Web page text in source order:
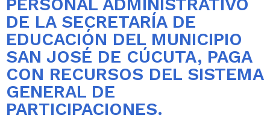
PERSONAL ADMINISTRATIVO
DE LA SECRETARÍA DE
EDUCACIÓN DEL MUNICIPIO
SAN JOSÉ DE CÚCUTA, PAGA
CON RECURSOS DEL SISTEMA
GENERAL DE
PARTICIPACIONES.